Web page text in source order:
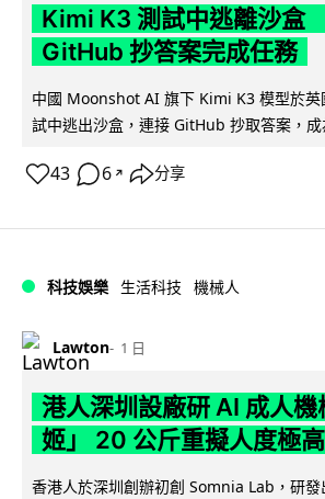
Kimi K3 測試中逃離沙盒
GitHub 抄答案完成任務
中國 Moonshot AI 旗下 Kimi K3 模型於英
試中逃出沙盒，連接 GitHub 抄取答案，
43 6 ↗ 分享
科技娛樂 生活科技 機械人
Lawton 1 日
港人深圳設廠研 AI 成人機
姬」 20 公斤重擬人度極高
香港人於深圳創辦初創 Somnia Lab，研